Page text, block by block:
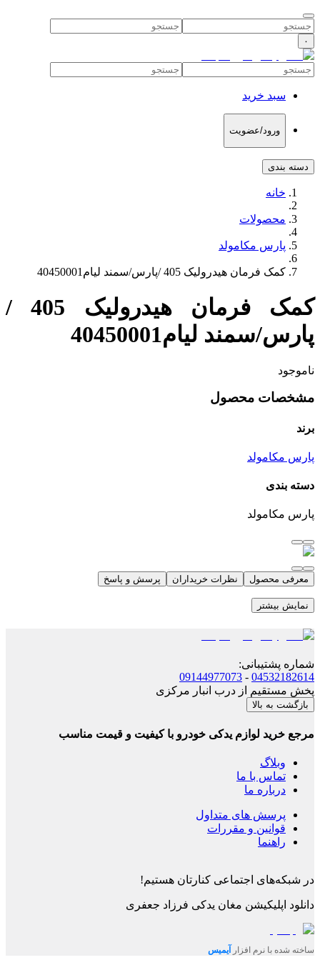
۰
سبد خرید
ورود/عضویت
دسته بندی
خانه
محصولات
پارس مکامولد
کمک فرمان هیدرولیک 405 /پارس/سمند لیام40450001
کمک فرمان هیدرولیک 405 /
پارس/سمند لیام40450001
ناموجود
مشخصات محصول
برند
پارس مکامولد
دسته بندی
پارس مکامولد
معرفی محصول نظرات خریداران پرسش و پاسخ
نمایش بیشتر
شماره پشتیبانی:
04532182614
-
09144977073
پخش مستقیم از درب انبار مرکزی
بازگشت به بالا
مرجع خرید لوازم یدکی خودرو با کیفیت و قیمت مناسب
وبلاگ
تماس با ما
درباره ما
پرسش های متداول
قوانین و مقررات
راهنما
در شبکه‌های اجتماعی کنارتان هستیم!
دانلود اپلیکیشن مغان یدکی فرزاد جعفری
ساخته شده با نرم افزار آیمیس